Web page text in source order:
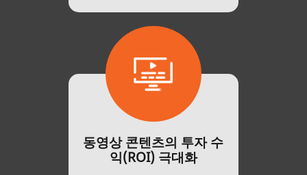
동영상 콘텐츠의 투자 수
익(ROI) 극대화